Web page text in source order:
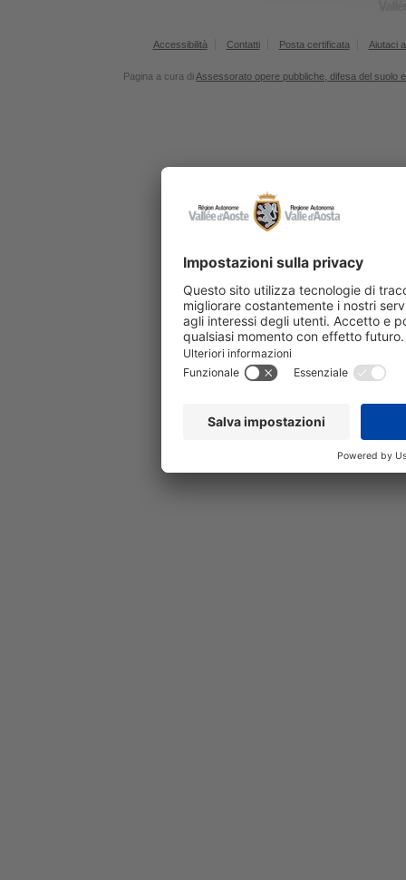
Accessibilità Contatti Posta certificata Aiutaci
Pagina a cura diAssessorato opere pubbliche, difesa del suolo